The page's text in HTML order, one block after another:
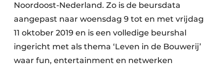
Noordoost-Nederland. Zo is de beursdata
aangepast naar woensdag 9 tot en met vrijdag
11 oktober 2019 en is een volledige beurshal
ingericht met als thema ‘Leven in de Bouwerij’
waar fun, entertainment en netwerken